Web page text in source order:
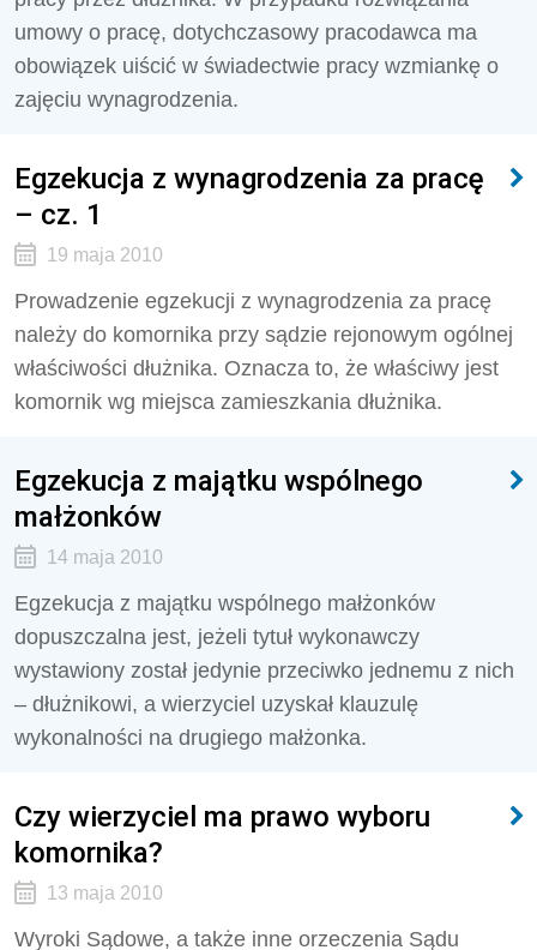
umowy o pracę, dotychczasowy pracodawca ma
obowiązek uiścić w świadectwie pracy wzmiankę o
zajęciu wynagrodzenia.
Egzekucja z wynagrodzenia za pracę
– cz. 1
19 maja 2010
Prowadzenie egzekucji z wynagrodzenia za pracę
należy do komornika przy sądzie rejonowym ogólnej
właściwości dłużnika. Oznacza to, że właściwy jest
komornik wg miejsca zamieszkania dłużnika.
Egzekucja z majątku wspólnego
małżonków
14 maja 2010
Egzekucja z majątku wspólnego małżonków
dopuszczalna jest, jeżeli tytuł wykonawczy
wystawiony został jedynie przeciwko jednemu z nich
– dłużnikowi, a wierzyciel uzyskał klauzulę
wykonalności na drugiego małżonka.
Czy wierzyciel ma prawo wyboru
komornika?
13 maja 2010
Wyroki Sądowe, a także inne orzeczenia Sądu